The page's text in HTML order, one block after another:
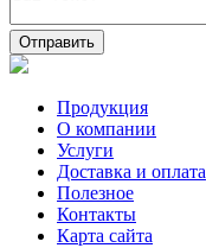
Отправить
Продукция
О компании
Услуги
Доставка и оплата
Полезное
Контакты
Карта сайта